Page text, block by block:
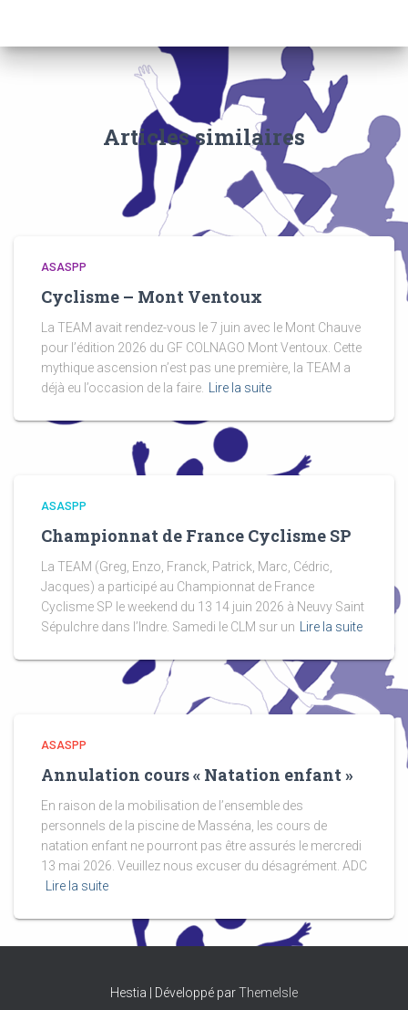
Articles similaires
ASASPP
Cyclisme – Mont Ventoux
La TEAM avait rendez-vous le 7 juin avec le Mont Chauve
pour l’édition 2026 du GF COLNAGO Mont Ventoux. Cette
mythique ascension n’est pas une première, la TEAM a
déjà eu l’occasion de la faire.
Lire la suite
ASASPP
Championnat de France Cyclisme SP
La TEAM (Greg, Enzo, Franck, Patrick, Marc, Cédric,
Jacques) a participé au Championnat de France
Cyclisme SP le weekend du 13 14 juin 2026 à Neuvy Saint
Sépulchre dans l’Indre. Samedi le CLM sur un
Lire la suite
ASASPP
Annulation cours « Natation enfant »
En raison de la mobilisation de l’ensemble des
personnels de la piscine de Masséna, les cours de
natation enfant ne pourront pas être assurés le mercredi
13 mai 2026. Veuillez nous excuser du désagrément. ADC
Lire la suite
Hestia | Développé parThemeIsle